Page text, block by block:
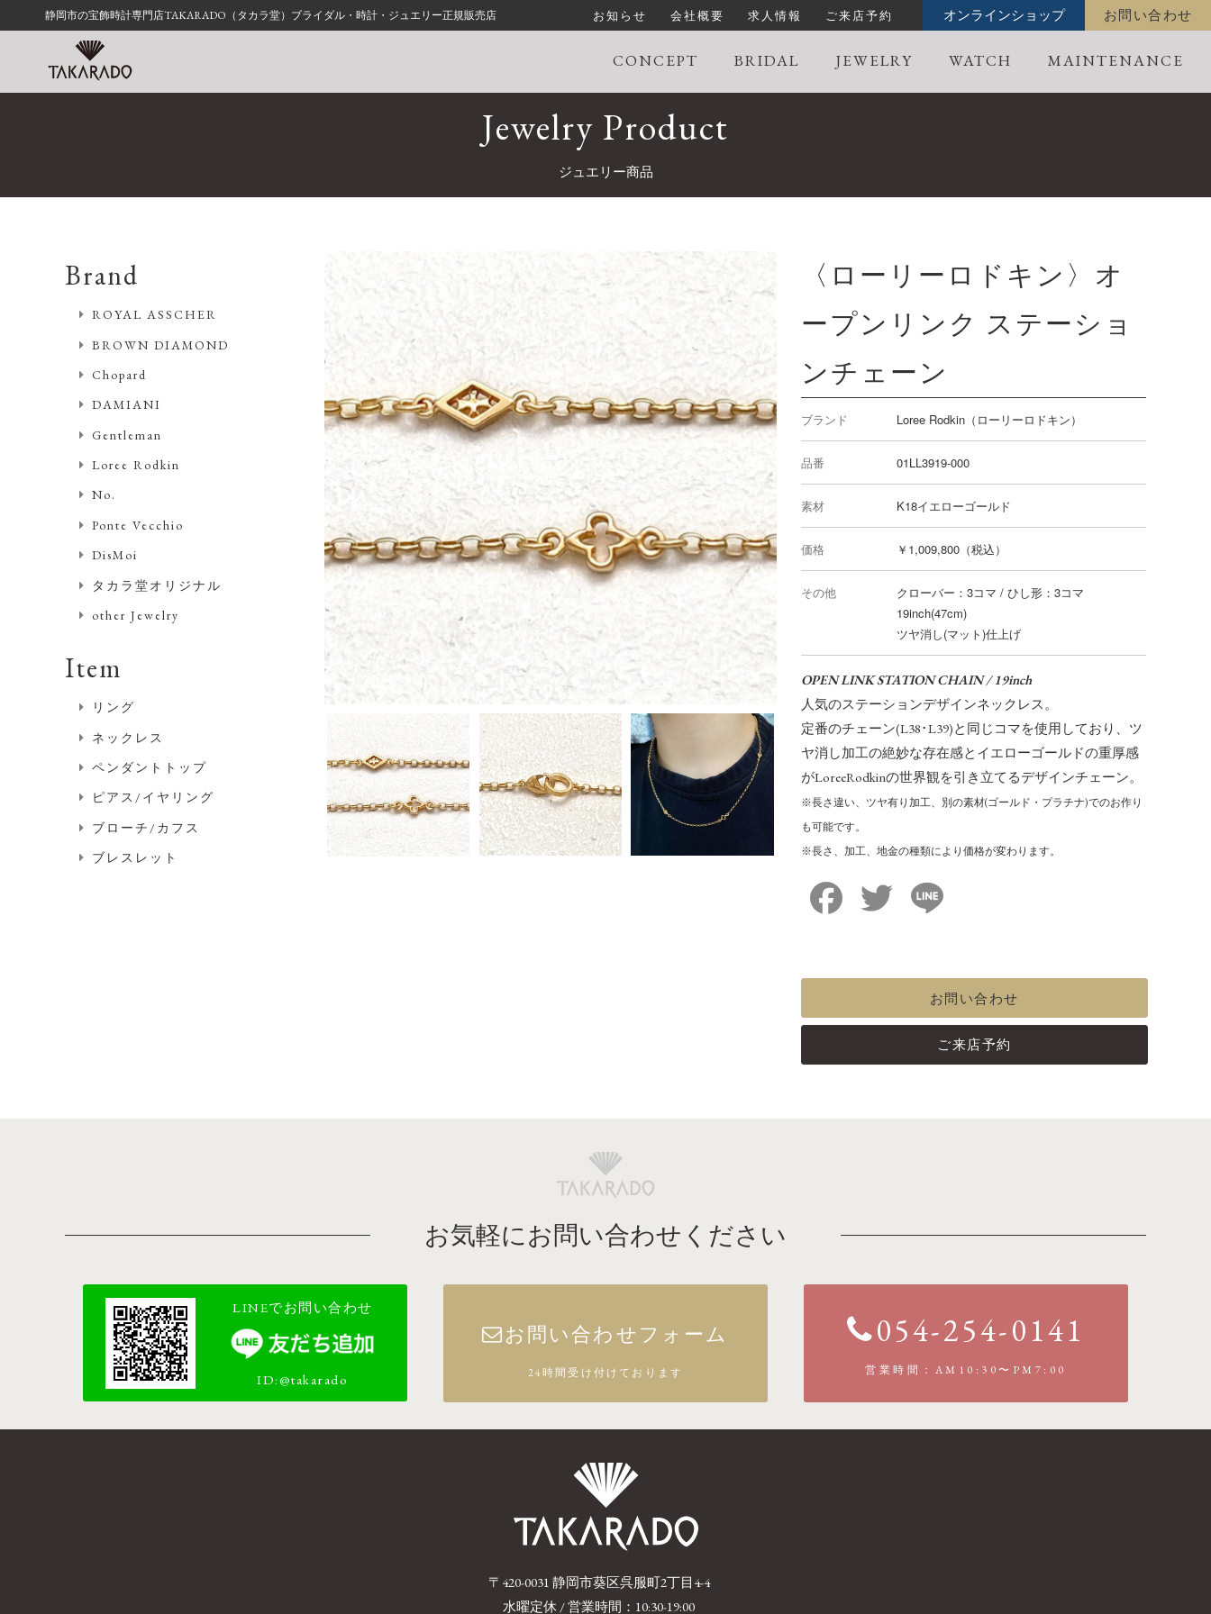
静岡市の宝飾時計専門店TAKARADO（タカラ堂）ブライダル・時計・ジュエリー正規販売店 お問い合わせ
オンラインショップ
お知らせ 会社概要 求人情報 ご来店予約
CONCEPT BRIDAL JEWELRY WATCH MAINTENANCE
Jewelry Product
ジュエリー商品
〈ローリーロドキン〉オ
ープンリンク ステーショ
ンチェーン
ブランド Loree Rodkin（ローリーロドキン）
品番 01LL3919-000
素材 K18イエローゴールド
価格 ￥1,009,800（税込）
その他
クローバー：3コマ / ひし形：3コマ
19inch(47cm)
ツヤ消し(マット)仕上げ
OPEN LINK STATION CHAIN / 19inch
人気のステーションデザインネックレス。
定番のチェーン(L38･L39)と同じコマを使用しており、ツ
ヤ消し加工の絶妙な存在感とイエローゴールドの重厚感
がLoreeRodkinの世界観を引き立てるデザインチェーン。
※長さ違い、ツヤ有り加工、別の素材(ゴールド・プラチナ)でのお作り
も可能です。
※長さ、加工、地金の種類により価格が変わります。
Facebook Twitter
お問い合わせ
ご来店予約
Brand
ROYAL ASSCHER
BROWN DIAMOND
Chopard
DAMIANI
Gentleman
Loree Rodkin
No.
Ponte Vecchio
DisMoi
タカラ堂オリジナル
other Jewelry
Item
リング
ネックレス
ペンダントトップ
ピアス/イヤリング
ブローチ/カフス
ブレスレット
お気軽にお問い合わせください
LINEでお問い合わせ
ID:@takarado
お問い合わせフォーム
24時間受け付けております
054-254-0141
営業時間：AM10:30〜PM7:00
〒420-0031 静岡市葵区呉服町2丁目4-4
水曜定休 / 営業時間：10:30-19:00